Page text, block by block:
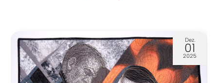
Dez.
01
2025